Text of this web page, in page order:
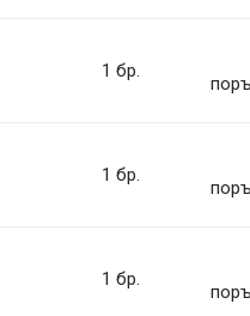
hendrerit eros
1 бр.
1 бр.
1 бр.